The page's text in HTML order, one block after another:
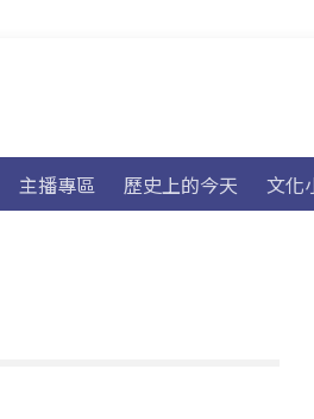
主播專區 歷史上的今天 文化